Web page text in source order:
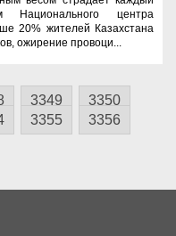
центра
20% жителей Казахстана
ожирение провоци...
3349
3350
3355
3356